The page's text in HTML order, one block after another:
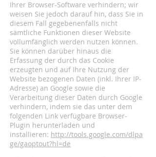
Ihrer Browser-Software verhindern; wir
weisen Sie jedoch darauf hin, dass Sie in
diesem Fall gegebenenfalls nicht
sämtliche Funktionen dieser Website
vollumfänglich werden nutzen können.
Sie können darüber hinaus die
Erfassung der durch das Cookie
erzeugten und auf Ihre Nutzung der
Website bezogenen Daten (inkl. Ihrer IP-
Adresse) an Google sowie die
Verarbeitung dieser Daten durch Google
verhindern, indem sie das unter dem
folgenden Link verfügbare Browser-
Plugin herunterladen und
installieren: http://tools.google.com/dlpa
ge/gaoptout?hl=de